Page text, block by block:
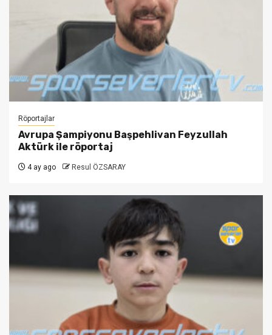
Röportajlar
Avrupa Şampiyonu Başpehlivan Feyzullah
Aktürk ile röportaj
4 ay ago Resul ÖZSARAY